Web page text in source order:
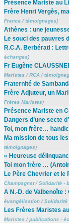
Présence Mariste au
Frère Henri Vergès,
France/témoignages)
Athènes : une
Le souci des pauvres
R.C.A. Berbérati :
échanges)
Fr Eugène
Maristes /RCA/
Fraternité de
Frère Adjuteur, un
Frères Maristes)
Présence Mariste en
Dangers d’une secte
Toi, mon frère…
Ma mission de tous
témoignages)
« Heureuse
Toi mon frère …
Le Père Chevrier et le
Champagnat/Solidarité -
A N.-D. de Valbenoîte
évangélisation/Solidarité
Les Frères Maristes
Maristes /publications -